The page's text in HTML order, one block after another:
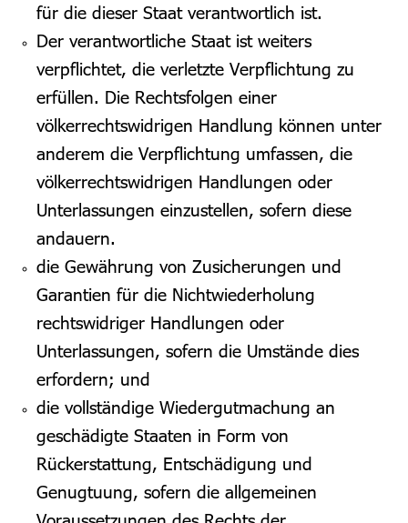
für die dieser Staat verantwortlich ist.
Der verantwortliche Staat ist weiters
verpflichtet, die verletzte Verpflichtung zu
erfüllen. Die Rechtsfolgen einer
völkerrechtswidrigen Handlung können unter
anderem die Verpflichtung umfassen, die
völkerrechtswidrigen Handlungen oder
Unterlassungen einzustellen, sofern diese
andauern.
die Gewährung von Zusicherungen und
Garantien für die Nichtwiederholung
rechtswidriger Handlungen oder
Unterlassungen, sofern die Umstände dies
erfordern; und
die vollständige Wiedergutmachung an
geschädigte Staaten in Form von
Rückerstattung, Entschädigung und
Genugtuung, sofern die allgemeinen